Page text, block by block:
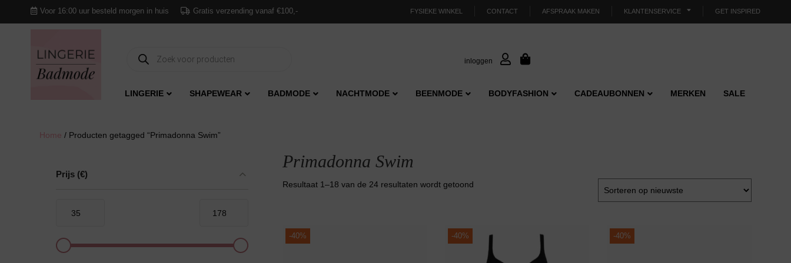
Voor 16:00 uur besteld morgen in huis Gratis verzending vanaf €100,- FYSIEKE WINKEL CONTACT AFSPRAAK MAKEN KLANTENSERVICE GET INSPIRED
Producten
zoeken
inloggen
LINGERIE SHAPEWEAR BADMODE NACHTMODE BEENMODE BODYFASHION CADEAUBONNEN MERKEN SALE
Home / Producten getagged “Primadonna Swim”
Prijs (€)
Primadonna Swim
Resultaat 1–18 van de 24 resultaten wordt getoond
-40% -40% -40%